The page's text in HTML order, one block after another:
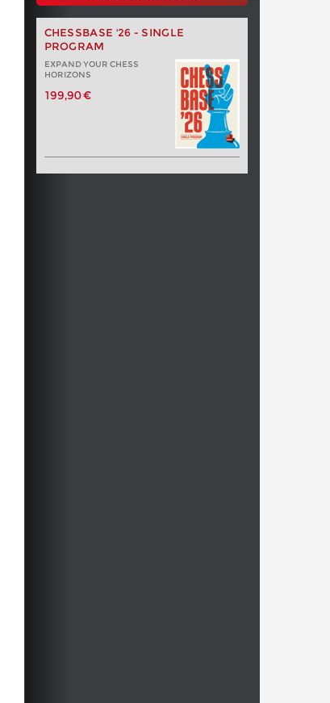
CHESSBASE '26 - SINGLE
PROGRAM
EXPAND YOUR CHESS
HORIZONS
199,90 €